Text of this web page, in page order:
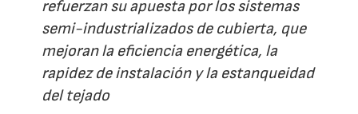
refuerzan su apuesta por los sistemas
semi-industrializados de cubierta, que
mejoran la eficiencia energética, la
rapidez de instalación y la estanqueidad
del tejado